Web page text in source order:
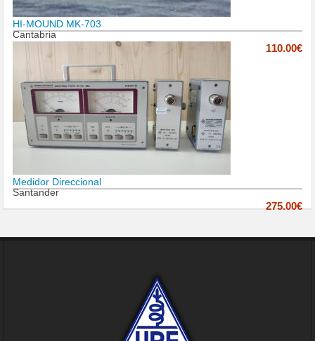
HI-MOUND MK-703
Cantabria
110.00€
Medidor Direccional
Santander
275.00€